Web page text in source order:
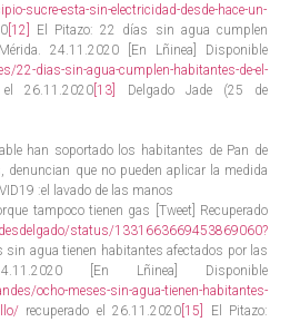
sucre-esta-sin-electricidad-desde-hace-un-
[12]
El Pitazo: 22 días sin agua cumplen
24.11.2020 [En Lñinea] Disponible
22-dias-sin-agua-cumplen-habitantes-de-el-
el 26.11.2020 [13]
Delgado Jade (25 de
han soportado los habitantes de Pan de
denuncian que no pueden aplicar la medida
:el lavado de las manos
tampoco tienen gas [Tweet] Recuperado
status/1331663669453869060?
sin agua tienen habitantes afectados por las
[En Lñinea] Disponible
ocho-meses-sin-agua-tienen-habitantes-
recuperado el 26.11.2020 [15]
El Pitazo: